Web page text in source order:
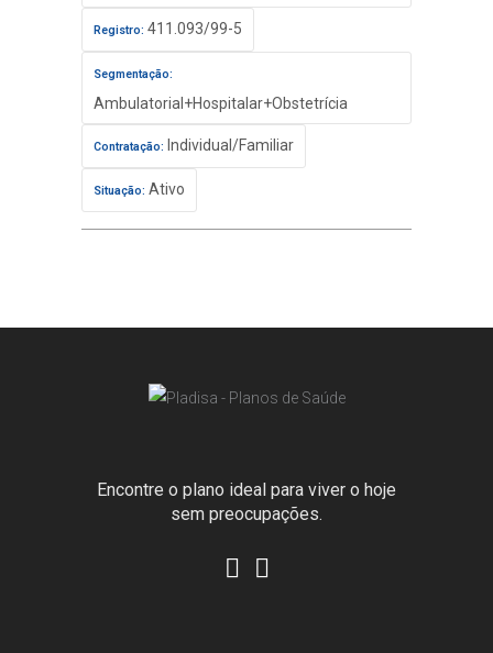
Registro: 411.093/99-5
Segmentação:
Ambulatorial+Hospitalar+Obstetrícia
Contratação: Individual/Familiar
Situação: Ativo
Encontre o plano ideal para viver o hoje
sem preocupações.